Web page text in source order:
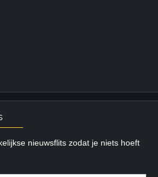
nieuwsflits zodat je niets hoeft